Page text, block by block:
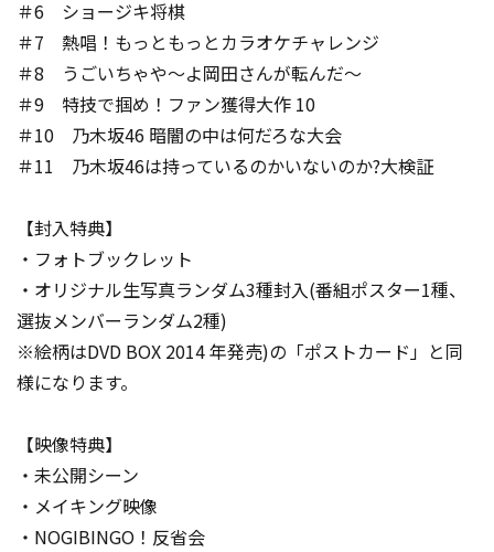
＃6 ショージキ将棋
＃7 熱唱！もっともっとカラオケチャレンジ
＃8 うごいちゃや～よ岡田さんが転んだ～
＃9 特技で掴め！ファン獲得大作 10
＃10 乃木坂46 暗闇の中は何だろな大会
＃11 乃木坂46は持っているのかいないのか?大検証
【封入特典】
・フォトブックレット
・オリジナル生写真ランダム3種封入(番組ポスター1種、
選抜メンバーランダム2種)
※絵柄はDVD BOX 2014 年発売)の「ポストカード」と同
様になります。
【映像特典】
・未公開シーン
・メイキング映像
・NOGIBINGO！反省会